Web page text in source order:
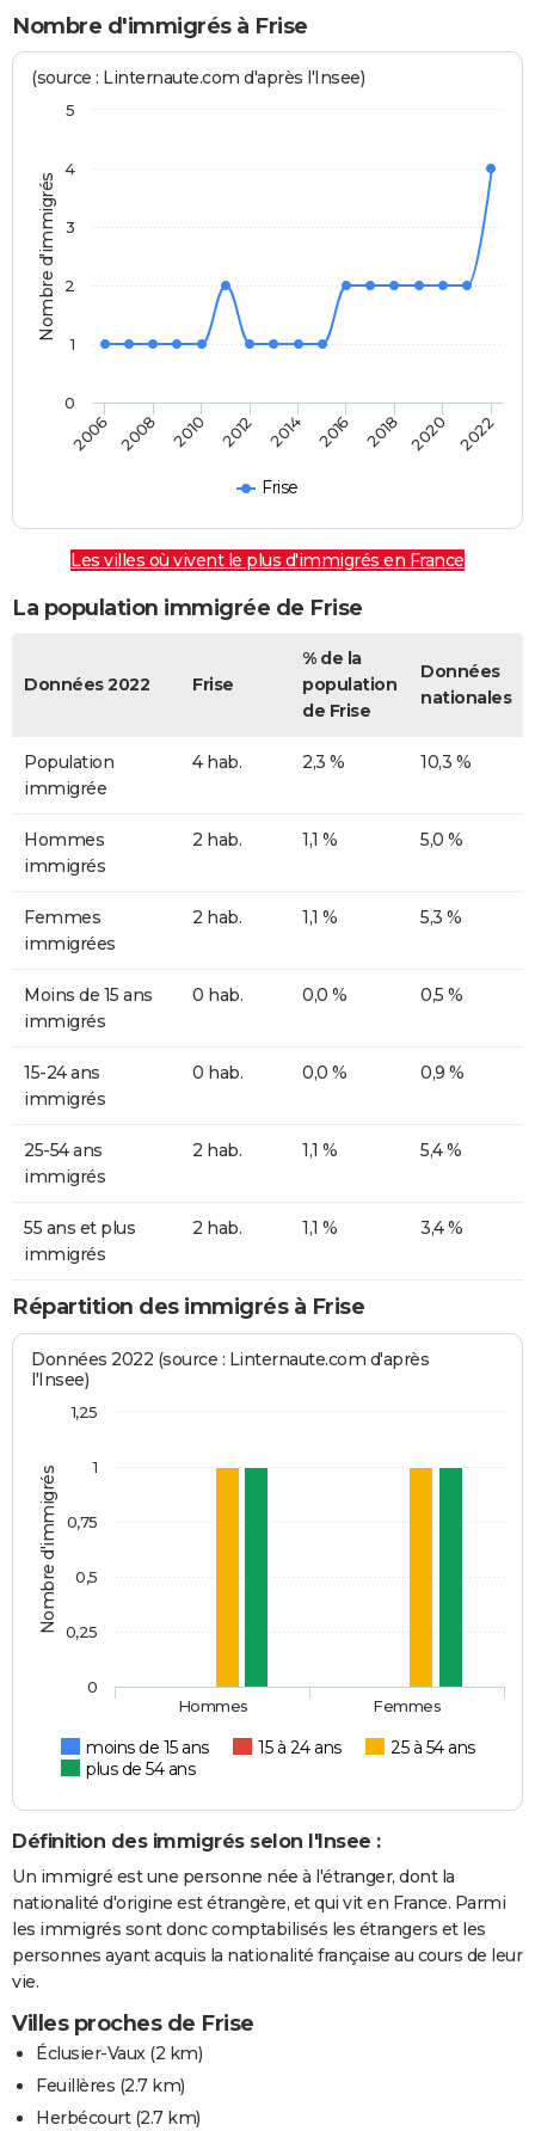
Nombre d'immigrés à Frise
Nombre d'immigrés
(source : Linternaute.com d'après l'Insee)
Frise
2006 2008 2010 2012 2014 2016 2018 2020 2022
0
1
2
3
4
5
Les villes où vivent le plus d'immigrés en France
La population immigrée de Frise
Données 2022 Frise
% de la
population
de Frise
Données
nationales
Population
immigrée
4 hab. 2,3 % 10,3 %
Hommes
immigrés
2 hab. 1,1 % 5,0 %
Femmes
immigrées
2 hab. 1,1 % 5,3 %
Moins de 15 ans
immigrés
0 hab. 0,0 % 0,5 %
15-24 ans
immigrés
0 hab. 0,0 % 0,9 %
25-54 ans
immigrés
2 hab. 1,1 % 5,4 %
55 ans et plus
immigrés
2 hab. 1,1 % 3,4 %
Répartition des immigrés à Frise
Nombre d'immigrés
Données 2022 (source : Linternaute.com d'après
l'Insee)
moins de 15 ans 15 à 24 ans
25 à 54 ans
plus de 54 ans
Hommes Femmes
0
0,25
0,5
0,75
1
1,25
Définition des immigrés selon l'Insee :
Un immigré est une personne née à l'étranger, dont la
nationalité d'origine est étrangère, et qui vit en France. Parmi
les immigrés sont donc comptabilisés les étrangers et les
personnes ayant acquis la nationalité française au cours de leur
vie.
Villes proches de Frise
Éclusier-Vaux(2 km)
Feuillères (2.7 km)
Herbécourt(2.7 km)